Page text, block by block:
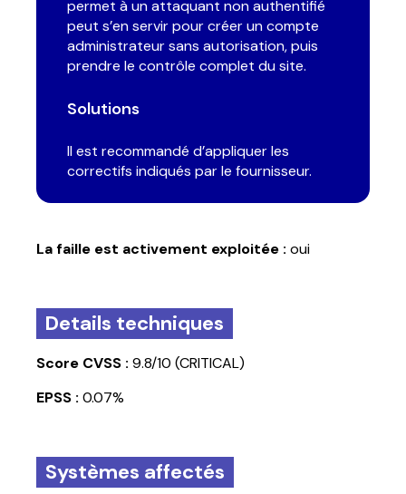
permet à un attaquant non authentifié
peut s’en servir pour créer un compte
administrateur sans autorisation, puis
prendre le contrôle complet du site.
Solutions
Il est recommandé d’appliquer les
correctifs indiqués par le fournisseur.
La faille est activement exploitée : oui
Details techniques
Score CVSS : 9.8/10 (CRITICAL)
EPSS : 0.07%
Systèmes affectés
Téléphone*
État de l’activité
Message*
connaissance du fait que CYBER RÉUNION utilise
CaptchaVérification Anti-Robot
Clique ici pour vérifier